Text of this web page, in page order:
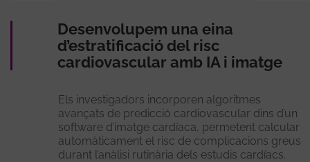
Desenvolupem una eina
d’estratificació del risc
cardiovascular amb IA i imatge
Els investigadors incorporen algoritmes
avançats de predicció cardiovascular dins d’un
software d’imatge cardíaca, permetent calcular
automàticament el risc de complicacions greus
durant l’anàlisi rutinària dels estudis cardíacs.